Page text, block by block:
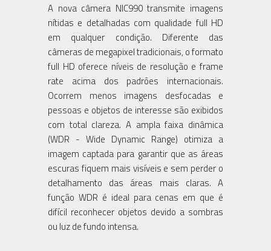
A nova câmera NIC990 transmite imagens
nítidas e detalhadas com qualidade full HD
em qualquer condição. Diferente das
câmeras de megapixel tradicionais, o formato
full HD oferece níveis de resolução e frame
rate acima dos padrões internacionais.
Ocorrem menos imagens desfocadas e
pessoas e objetos de interesse são exibidos
com total clareza. A ampla faixa dinâmica
(WDR - Wide Dynamic Range) otimiza a
imagem captada para garantir que as áreas
escuras fiquem mais visíveis e sem perder o
detalhamento das áreas mais claras. A
função WDR é ideal para cenas em que é
difícil reconhecer objetos devido a sombras
ou luz de fundo intensa.